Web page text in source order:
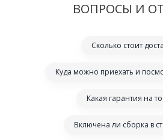
ВОПРОСЫ И
Сколько стоит
Куда можно приехать и
Какая гарантия на
Включена ли сборка в